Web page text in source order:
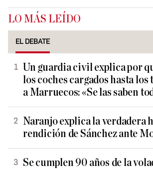
LO MÁS LEÍDO
EL DEBATE
Un guardia civil explica por
los coches cargados hasta los
a Marruecos: «Se las saben
Naranjo explica la verdadera
rendición de Sánchez ante
Se cumplen 90 años de la